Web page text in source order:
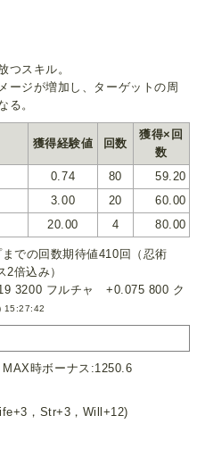
つスキル。
ージが増加し、ターゲットの周
る。
獲得経験値 回数
獲得×回
数
0.74 80
59.20
3.00 20
60.00
20.00 4 80.00
での回数期待値410回（忍術
倍込み）
3200 フルチャ +0.075 800 ク
15:27:42
時ボーナス:1250.6
，Str+3，Will+12)